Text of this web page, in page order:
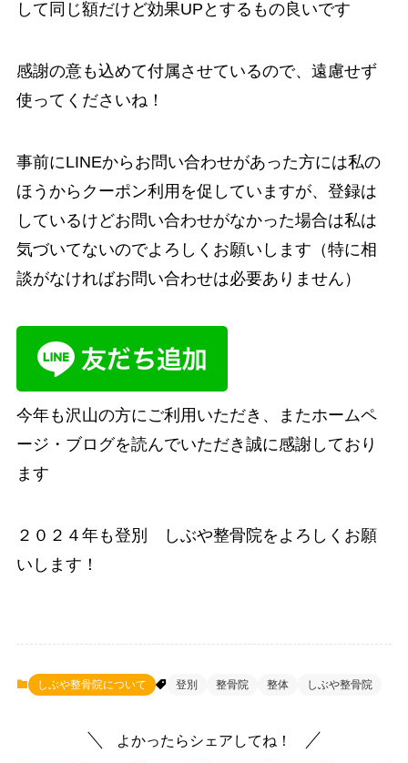
して同じ額だけど効果UPとするもの良いです
感謝の意も込めて付属させているので、遠慮せず
使ってくださいね！
事前にLINEからお問い合わせがあった方には私の
ほうからクーポン利用を促していますが、登録は
しているけどお問い合わせがなかった場合は私は
気づいてないのでよろしくお願いします（特に相
談がなければお問い合わせは必要ありません）
今年も沢山の方にご利用いただき、またホームペ
ージ・ブログを読んでいただき誠に感謝しており
ます
２０２４年も登別 しぶや整骨院をよろしくお願
いします！
しぶや整骨院について 登別 整骨院 整体 しぶや整骨院
よかったらシェアしてね！